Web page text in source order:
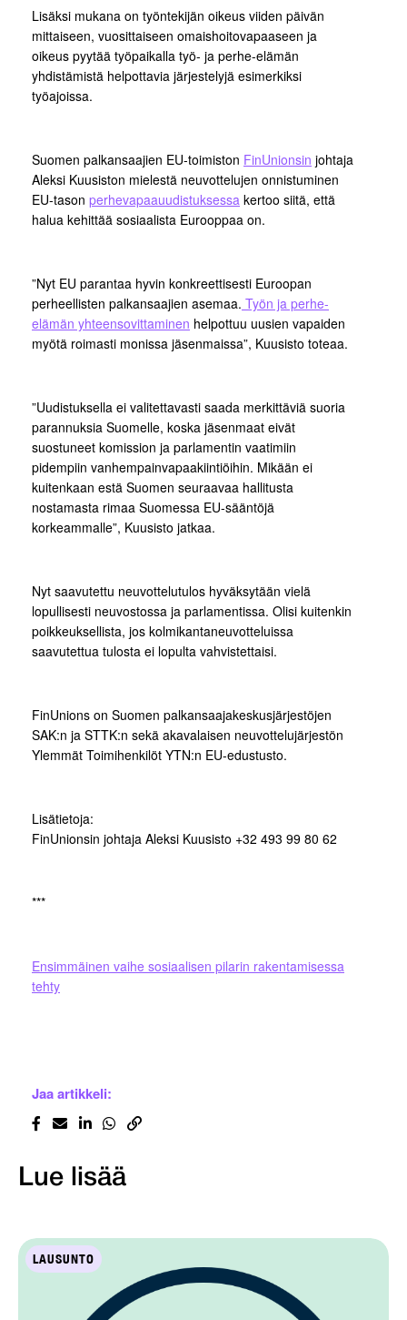
Lisäksi mukana on työntekijän oikeus viiden päivän
mittaiseen, vuosittaiseen omaishoitovapaaseen ja
oikeus pyytää työpaikalla työ- ja perhe-elämän
yhdistämistä helpottavia järjestelyjä esimerkiksi
työajoissa.
Suomen palkansaajien EU-toimiston FinUnionsin johtaja
Aleksi Kuusiston mielestä neuvottelujen onnistuminen
EU-tason perhevapaauudistuksessa kertoo siitä, että
halua kehittää sosiaalista Eurooppaa on.
”Nyt EU parantaa hyvin konkreettisesti Euroopan
perheellisten palkansaajien asemaa. Työn ja perhe-
elämän yhteensovittaminen helpottuu uusien vapaiden
myötä roimasti monissa jäsenmaissa”, Kuusisto toteaa.
”Uudistuksella ei valitettavasti saada merkittäviä suoria
parannuksia Suomelle, koska jäsenmaat eivät
suostuneet komission ja parlamentin vaatimiin
pidempiin vanhempainvapaakiintiöihin. Mikään ei
kuitenkaan estä Suomen seuraavaa hallitusta
nostamasta rimaa Suomessa EU-sääntöjä
korkeammalle”, Kuusisto jatkaa.
Nyt saavutettu neuvottelutulos hyväksytään vielä
lopullisesti neuvostossa ja parlamentissa. Olisi kuitenkin
poikkeuksellista, jos kolmikantaneuvotteluissa
saavutettua tulosta ei lopulta vahvistettaisi.
FinUnions on Suomen palkansaajakeskusjärjestöjen
SAK:n ja STTK:n sekä akavalaisen neuvottelujärjestön
Ylemmät Toimihenkilöt YTN:n EU-edustusto.
Lisätietoja:
FinUnionsin johtaja Aleksi Kuusisto +32 493 99 80 62
***
Ensimmäinen vaihe sosiaalisen pilarin rakentamisessa
tehty
Jaa artikkeli:
Lue lisää
LAUSUNTO